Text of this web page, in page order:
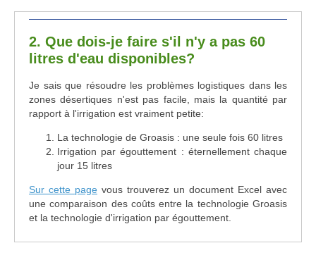
2. Que dois-je faire s'il n'y a pas 60
litres d'eau disponibles?
Je sais que résoudre les problèmes logistiques dans les
zones désertiques n'est pas facile, mais la quantité par
rapport à l'irrigation est vraiment petite:
La technologie de Groasis : une seule fois 60 litres
Irrigation par égouttement : éternellement chaque
jour 15 litres
Sur cette page vous trouverez un document Excel avec
une comparaison des coûts entre la technologie Groasis
et la technologie d'irrigation par égouttement.